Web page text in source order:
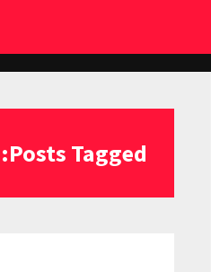
Posts Tagged: اختلال